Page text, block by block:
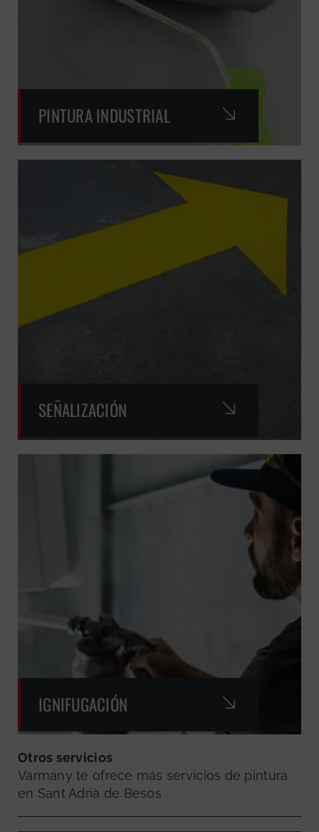
PINTURA INDUSTRIAL
SEÑALIZACIÓN
IGNIFUGACIÓN
Otros servicios
Varmany te ofrece más servicios de pintura
en Sant Adrià de Besos